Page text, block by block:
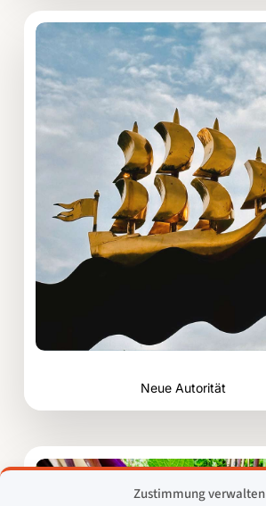
Zustimmung verwalten
Bereich:
Neue
Autorität
Neue Autorität
Bereich:
und